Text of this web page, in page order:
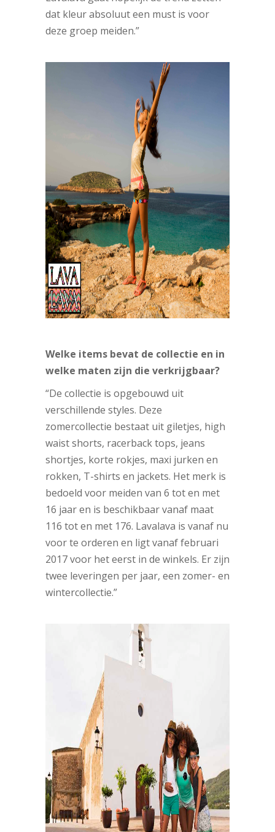
dat kleur absoluut een must is voor
deze groep meiden.”
Welke items bevat de collectie en in
welke maten zijn die verkrijgbaar?
“De collectie is opgebouwd uit
verschillende styles. Deze
zomercollectie bestaat uit giletjes, high
waist shorts, racerback tops, jeans
shortjes, korte rokjes, maxi jurken en
rokken, T-shirts en jackets. Het merk is
bedoeld voor meiden van 6 tot en met
16 jaar en is beschikbaar vanaf maat
116 tot en met 176. Lavalava is vanaf nu
voor te orderen en ligt vanaf februari
2017 voor het eerst in de winkels. Er zijn
twee leveringen per jaar, een zomer- en
wintercollectie.”